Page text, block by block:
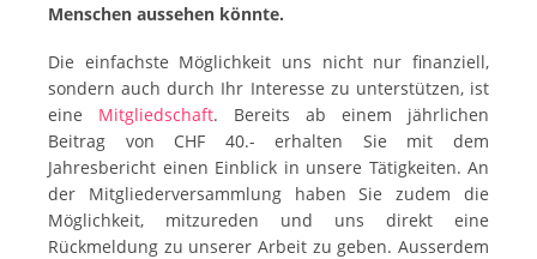
Menschen aussehen könnte.
Die einfachste Möglichkeit uns nicht nur finanziell,
sondern auch durch Ihr Interesse zu unterstützen, ist
eine Mitgliedschaft. Bereits ab einem jährlichen
Beitrag von CHF 40.- erhalten Sie mit dem
Jahresbericht einen Einblick in unsere Tätigkeiten. An
der Mitgliederversammlung haben Sie zudem die
Möglichkeit, mitzureden und uns direkt eine
Rückmeldung zu unserer Arbeit zu geben. Ausserdem